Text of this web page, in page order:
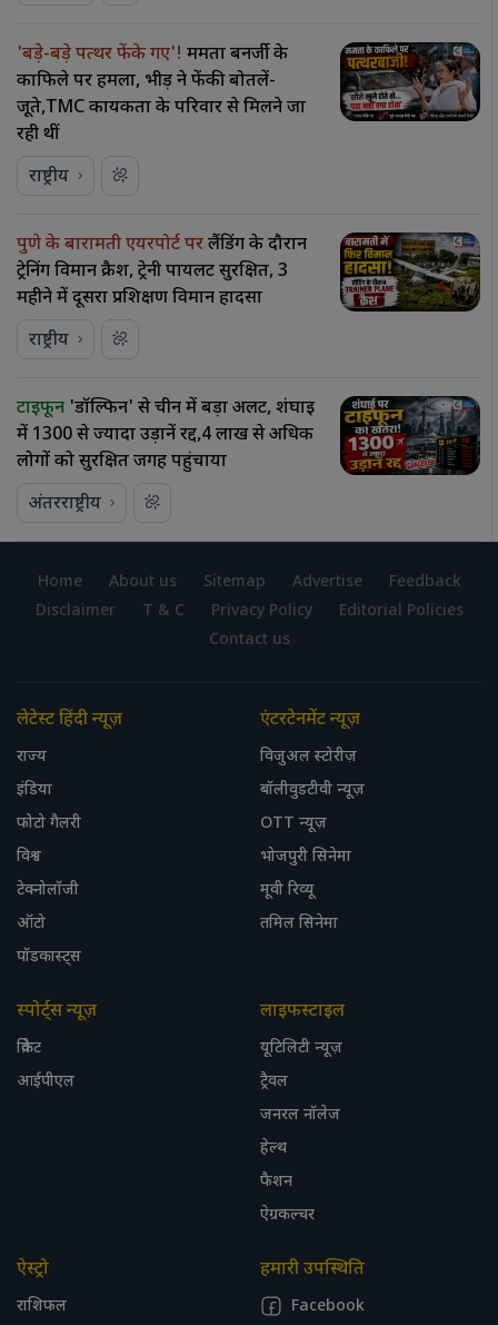
'बड़े-बड़े पत्थर फेंके गए'! ममता बनर्जी के
काफिले पर हमला, भीड़ ने फेंकी बोतलें-
जूते,TMC कार्यकर्ता के परिवार से मिलने जा
रही थीं
राष्ट्रीय
पुणे के बारामती एयरपोर्ट परलैंडिंग के दौरान
ट्रेनिंग विमान क्रैश, ट्रेनी पायलट सुरक्षित, 3
महीने में दूसरा प्रशिक्षण विमान हादसा
राष्ट्रीय
टाइफून 'डॉल्फिन' से चीन में बड़ा अलर्ट, शंघाई
में 1300 से ज्यादा उड़ानें रद्द,4 लाख से अधिक
लोगों को सुरक्षित जगह पहुंचाया
अंतरराष्ट्रीय
Home About us Sitemap Advertise
Feedback
Disclaimer
T & C Privacy Policy
Editorial Policies
Contact us
लेटेस्ट हिंदी न्यूज़
राज्य
इंडिया
फोटो गैलरी
विश्व
टेक्नोलॉजी
ऑटो
पॉडकास्ट्स
एंटरटेनमेंट न्यूज़
विजुअल स्टोरीज़
बॉलीवुडटीवी न्यूज़
OTT न्यूज़
भोजपुरी सिनेमा
मूवी रिव्यू
तमिल सिनेमा
स्पोर्ट्स न्यूज़
क्रिकेट
आईपीएल
लाइफस्टाइल
यूटिलिटी न्यूज़
ट्रैवल
जनरल नॉलेज
हेल्थ
फैशन
ऐग्रकल्चर
ऐस्ट्रो
राशिफल
हमारी उपस्थिति
Facebook